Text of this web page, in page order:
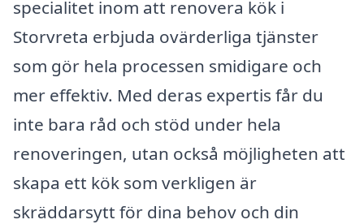
specialitet inom att renovera kök i
Storvreta erbjuda ovärderliga tjänster
som gör hela processen smidigare och
mer effektiv. Med deras expertis får du
inte bara råd och stöd under hela
renoveringen, utan också möjligheten att
skapa ett kök som verkligen är
skräddarsytt för dina behov och din